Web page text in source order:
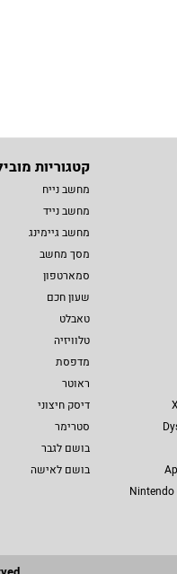
משחק לנינטנדו סוויץ' - Nintendo
קטגוריות
מחשב נייח
מחשב נייד
מחשב גיימינג
מסך מחשב
סמארטפון
שעון חכם
טאבלט
טלוויזיה
מדפסת
ראוטר
דיסק חיצוני
סטרימר
בושם לגבר
בושם לאישה